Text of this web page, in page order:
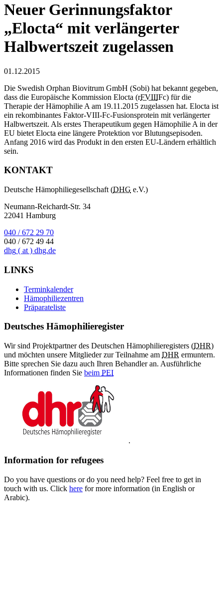
Neuer Gerinnungsfaktor
„Elocta“ mit verlängerter
Halbwertszeit zugelassen
01.12.2015
Die Swedish Orphan Biovitrum GmbH (Sobi) hat bekannt gegeben,
dass die Europäische Kommission Elocta (rFVIIIFc) für die
Therapie der Hämophilie A am 19.11.2015 zugelassen hat. Elocta ist
ein rekombinantes Faktor-VIII-Fc-Fusionsprotein mit verlängerter
Halbwertszeit. Als erstes Therapeutikum gegen Hämophilie A in der
EU bietet Elocta eine längere Protektion vor Blutungsepisoden.
Anfang 2016 wird das Produkt in den ersten EU-Ländern erhältlich
sein.
KONTAKT
Deutsche Hämophiliegesellschaft (DHG e.V.)
Neumann-Reichardt-Str. 34
22041 Hamburg
040 / 672 29 70
040 / 672 49 44
dhg ( at ) dhg.de
LINKS
Terminkalender
Hämophiliezentren
Präparateliste
Deutsches Hämophilieregister
Wir sind Projektpartner des Deutschen Hämophilieregisters (DHR)
und möchten unsere Mitglieder zur Teilnahme am DHR ermuntern.
Bitte sprechen Sie dazu auch Ihren Behandler an. Ausführliche
Informationen finden Sie beim PEI
.
Information for refugees
Do you have questions or do you need help? Feel free to get in
touch with us. Click here for more information (in English or
Arabic).